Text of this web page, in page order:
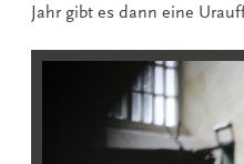
Jahr gibt es dann eine